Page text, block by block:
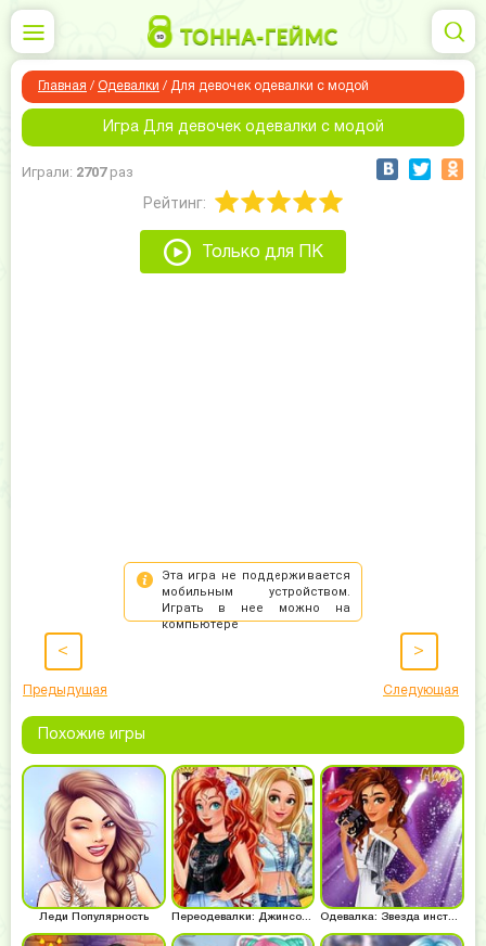
Главная / Одевалки / Для девочек одевалки с модой
Игра Для девочек одевалки с модой
Играли: 2707раз
Рейтинг:
Только для ПК
<
Предыдущая
>
Следующая
Похожие игры
Леди Популярность Переодевалки: Джинсовая мода